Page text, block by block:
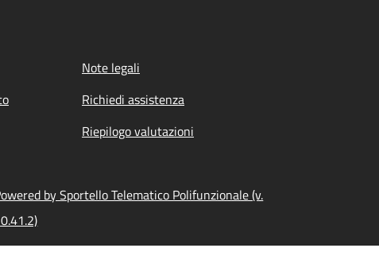
Note legali
Richiedi assistenza
Riepilogo valutazioni
by Sportello Telematico Polifunzionale (v.